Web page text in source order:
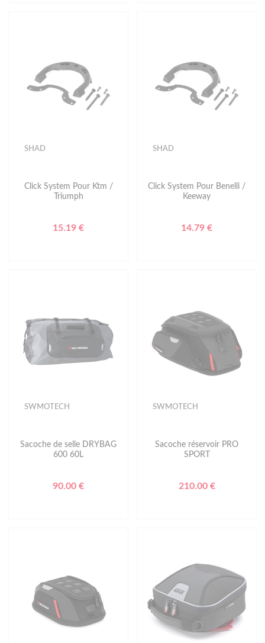
SHAD
Click System Pour Ktm /
Triumph
15.19 €
SHAD
Click System Pour Benelli /
Keeway
14.79 €
SWMOTECH
Sacoche de selle DRYBAG
600 60L
90.00 €
SWMOTECH
Sacoche réservoir PRO
SPORT
210.00 €